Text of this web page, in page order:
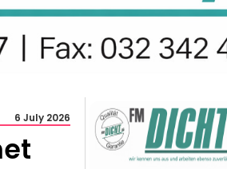
6 July 2026